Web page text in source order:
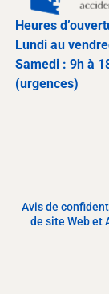
Heures
Lundi au
Samedi : 9h à
(urgences)
Avis de
de site Web et